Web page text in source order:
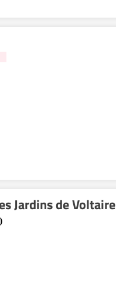
Jardins de Voltaire